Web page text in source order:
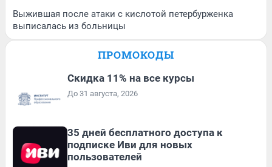
Выжившая после атаки с кислотой петербурженка
выписалась из больницы
ПРОМОКОДЫ
Скидка 11% на все курсы
До 31 августа, 2026
35 дней бесплатного доступа к
подписке Иви для новых
пользователей